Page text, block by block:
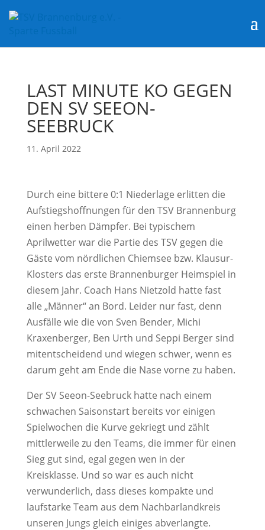
LAST MINUTE KO GEGEN
DEN SV SEEON-
SEEBRUCK
11. April 2022
Durch eine bittere 0:1 Niederlage erlitten die
Aufstiegshoffnungen für den TSV Brannenburg
einen herben Dämpfer. Bei typischem
Aprilwetter war die Partie des TSV gegen die
Gäste vom nördlichen Chiemsee bzw. Klausur-
Klosters das erste Brannenburger Heimspiel in
diesem Jahr. Coach Hans Nietzold hatte fast
alle „Männer“ an Bord. Leider nur fast, denn
Ausfälle wie die von Sven Bender, Michi
Kraxenberger, Ben Urth und Seppi Berger sind
mitentscheidend und wiegen schwer, wenn es
darum geht am Ende die Nase vorne zu haben.
Der SV Seeon-Seebruck hatte nach einem
schwachen Saisonstart bereits vor einigen
Spielwochen die Kurve gekriegt und zählt
mittlerweile zu den Teams, die immer für einen
Sieg gut sind, egal gegen wen in der
Kreisklasse. Und so war es auch nicht
verwunderlich, dass dieses kompakte und
laufstarke Team aus dem Nachbarlandkreis
unseren Jungs gleich einiges abverlangte.